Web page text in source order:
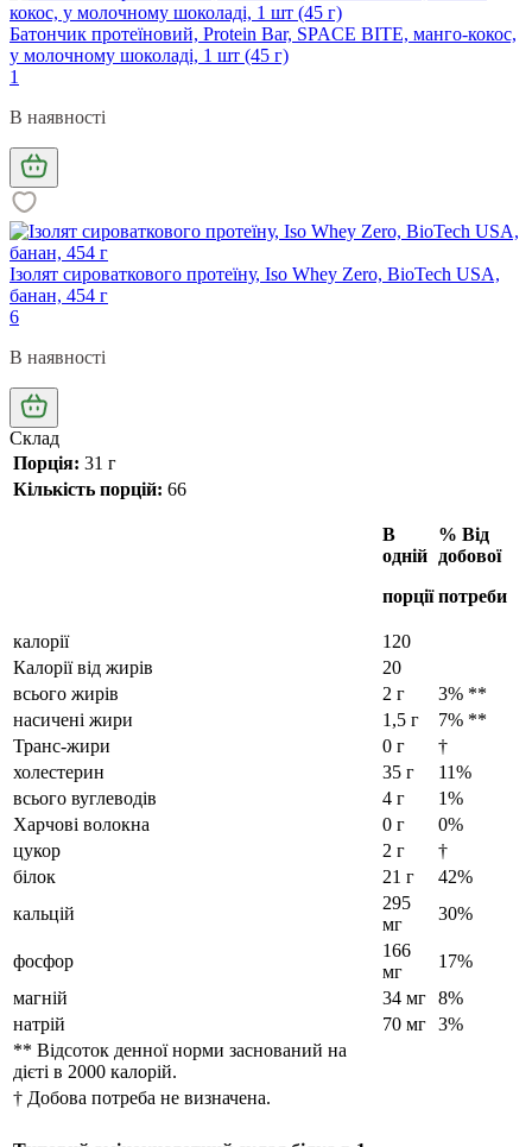
Батончик протеїновий, Protein Bar, SPACE BITE, манго-кокос,
у молочному шоколаді, 1 шт (45 г)
1
В наявності
Ізолят сироваткового протеїну, Iso Whey Zero, BioTech USA,
банан, 454 г
6
В наявності
Склад
Порція: 31 г
Кількість порцій: 66
В
одній
порції
% Від
добової
потреби
калорії
120
Калорії від жирів
20
всього жирів
2 г
3% **
насичені жири
1,5 г
7% **
Транс-жири
0 г
†
холестерин
35 г
11%
всього вуглеводів
4 г
1%
Харчові волокна
0 г
0%
цукор
2 г
†
білок
21 г
42%
кальцій
295
мг
30%
фосфор
166
мг
17%
магній
34 мг 8%
натрій
70 мг 3%
** Відсоток денної норми заснований на
дієті в 2000 калорій.
† Добова потреба не визначена.